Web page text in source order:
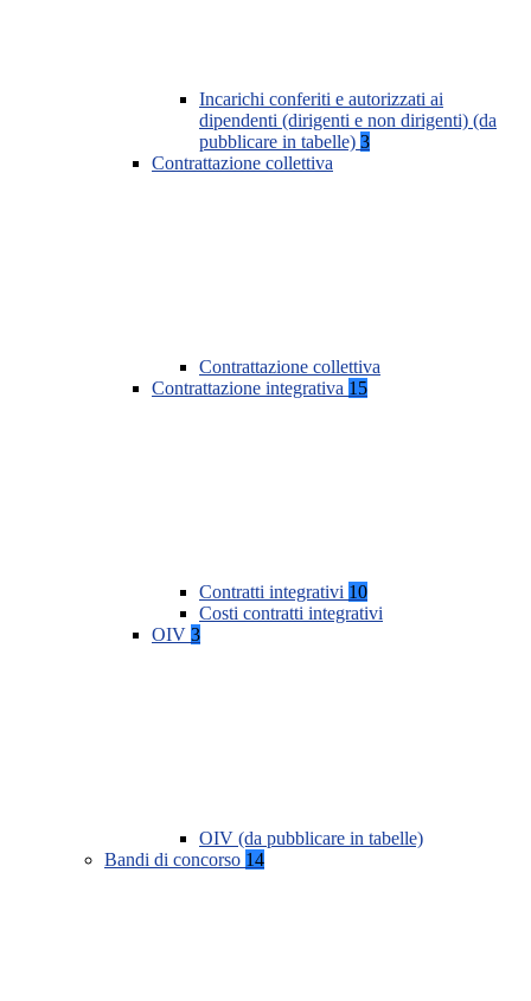
Incarichi conferiti e autorizzati ai
dipendenti (dirigenti e non dirigenti) (da
pubblicare in tabelle) 3
Contrattazione collettiva
Contrattazione collettiva
Contrattazione integrativa 15
Contratti integrativi 10
Costi contratti integrativi
OIV 3
OIV (da pubblicare in tabelle)
Bandi di concorso 14